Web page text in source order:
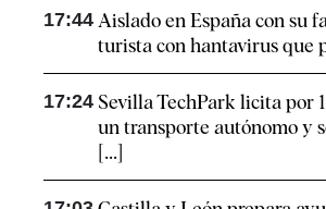
17:44 Aislado en España con su
turista con hantavirus que
17:24 Sevilla TechPark licita por
un transporte autónomo y
[...]